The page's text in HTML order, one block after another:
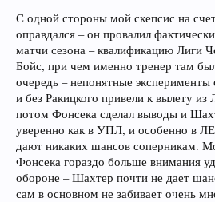
С одной стороны мой скепсис на
оправдался – он провалил
матчи сезона – квалификацию Лиги
Бойс, при чем именно тренер там
очередь – непонятные эксперименты
и без Ракицкого привели к вылету
потом Фонсека сделал выводы и
уверенно как в УПЛ, и особенно в
дают никаких шансов соперникам.
Фонсека гораздо больше внимания
обороне – Шахтер почти не дает
сам в основном не забивает очень